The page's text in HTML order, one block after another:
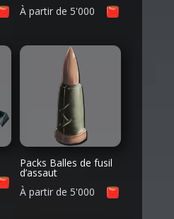
À partir de 5'000
Packs Balles de fusil
d’assaut
À partir de 5'000